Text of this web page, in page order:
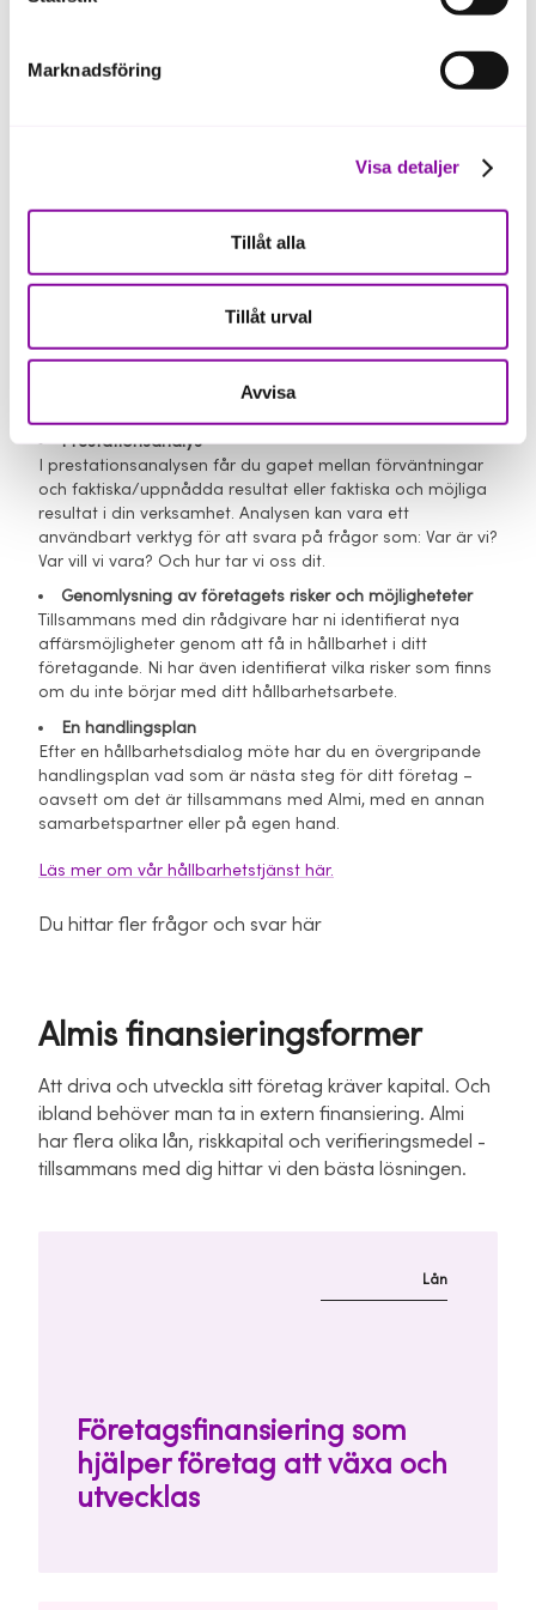
Marknadsföring
Visa detaljer
Tillåt alla
Tillåt urval
Avvisa
tillsammans med Almi kan se lite olika ut beroende på
vad du och din rådgivare kommit fram till.
vilka områden som är relevanta för just ditt företag att
jobba med och fokusera på.
Dubbel västentlighetsanalys
påverkan som företaget har på människa och miljö och
den påverkan hållbarhetsfrågor kan ha på företagets
Prestationsanalys
I prestationsanalysen får du gapet mellan förväntningar
och faktiska/uppnådda resultat eller faktiska och möjliga
resultat i din verksamhet. Analysen kan vara ett
användbart verktyg för att svara på frågor som: Var är vi?
Var vill vi vara? Och hur tar vi oss dit.
Genomlysning av företagets risker och möjligheteter
Tillsammans med din rådgivare har ni identifierat nya
affärsmöjligheter genom att få in hållbarhet i ditt
företagande. Ni har även identifierat vilka risker som finns
om du inte börjar med ditt hållbarhetsarbete.
En handlingsplan
Efter en hållbarhetsdialog möte har du en övergripande
handlingsplan vad som är nästa steg för ditt företag –
oavsett om det är tillsammans med Almi, med en annan
samarbetspartner eller på egen hand.
Läs mer om vår hållbarhetstjänst här.
Du hittar fler frågor och svar här
Almis finansieringsformer
Att driva och utveckla sitt företag kräver kapital. Och
ibland behöver man ta in extern finansiering. Almi
har flera olika lån, riskkapital och verifieringsmedel -
tillsammans med dig hittar vi den bästa lösningen.
Lån
Företagsfinansiering som
hjälper företag att växa och
utvecklas